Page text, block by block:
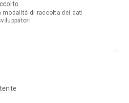
modalità di raccolta dei dati